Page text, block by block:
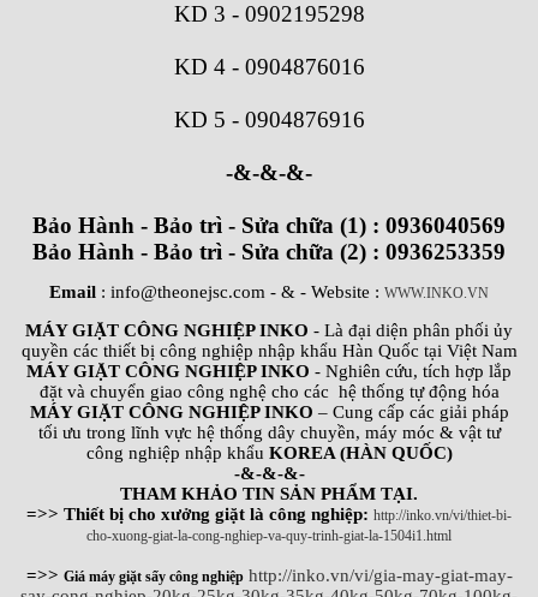
KD 3 - 0902195298
KD 4 - 0904876016
KD 5 - 0904876916
-&-&-&-
Bảo Hành - Bảo trì - Sửa chữa (1) : 0936040569
Bảo Hành - Bảo trì - Sửa chữa (2) : 0936253359
Email : info@theonejsc.com - & - Website : WWW.INKO.VN
MÁY GIẶT CÔNG NGHIỆP INKO - Là đại diện phân phối ủy
quyền các thiết bị công nghiệp nhập khẩu Hàn Quốc tại Việt Nam
MÁY GIẶT CÔNG NGHIỆP INKO - Nghiên cứu, tích hợp lắp
đặt và chuyển giao công nghệ cho các hệ thống tự động hóa
MÁY GIẶT CÔNG NGHIỆP INKO – Cung cấp các giải pháp
tối ưu trong lĩnh vực hệ thống dây chuyền, máy móc & vật tư
công nghiệp nhập khẩu KOREA (HÀN QUỐC)
-&-&-&-
THAM KHẢO TIN SẢN PHẨM TẠI.
=>> Thiết bị cho xưởng giặt là công nghiệp: http://inko.vn/vi/thiet-bi-
cho-xuong-giat-la-cong-nghiep-va-quy-trinh-giat-la-1504i1.html
=>> Giá máy giặt sấy công nghiệp http://inko.vn/vi/gia-may-giat-may-